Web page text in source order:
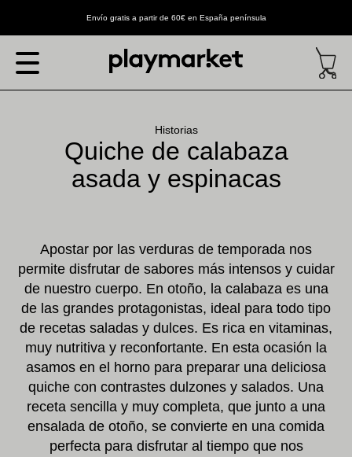
Envío gratis a partir de 60€ en España península
Historias
Quiche de calabaza
asada y espinacas
Apostar por las verduras de temporada nos
permite disfrutar de sabores más intensos y cuidar
de nuestro cuerpo. En otoño, la calabaza es una
de las grandes protagonistas, ideal para todo tipo
de recetas saladas y dulces. Es rica en vitaminas,
muy nutritiva y reconfortante. En esta ocasión la
asamos en el horno para preparar una deliciosa
quiche con contrastes dulzones y salados. Una
receta sencilla y muy completa, que junto a una
ensalada de otoño, se convierte en una comida
perfecta para disfrutar al tiempo que nos